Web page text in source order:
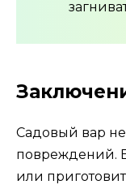
Садовый вар
повреждений.
или